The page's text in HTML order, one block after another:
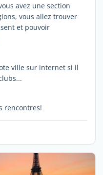
avez une section
vous allez trouver
et pouvoir
ville sur internet si il
rencontres!